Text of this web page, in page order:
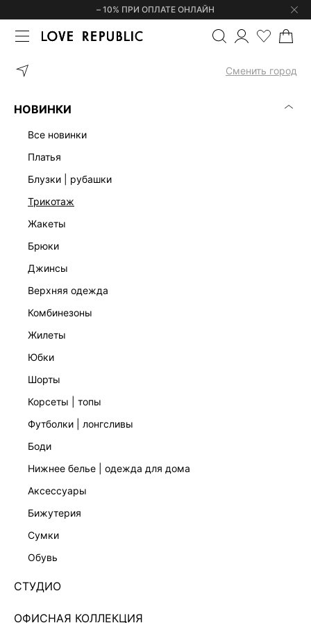
– 10% ПРИ ОПЛАТЕ ОНЛАЙН
Сменить город
НОВИНКИ
все новинки
платья
блузки | рубашки
трикотаж
жакеты
брюки
джинсы
верхняя одежда
комбинезоны
жилеты
юбки
шорты
корсеты | топы
футболки | лонгсливы
боди
нижнее белье | одежда для дома
аксессуары
бижутерия
сумки
обувь
СТУДИО
ОФИСНАЯ КОЛЛЕКЦИЯ
ГЛАВНАЯ ДЖИНСЫ MOM FIT С
6153404708-107
450 ₽x 4 платежа с Подели